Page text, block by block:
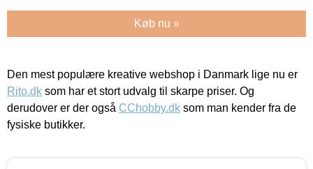
Køb nu »
Den mest populære kreative webshop i Danmark lige nu er
Rito.dk som har et stort udvalg til skarpe priser. Og
derudover er der også CChobby.dk som man kender fra de
fysiske butikker.